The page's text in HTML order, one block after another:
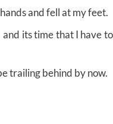
and fell at my feet.
its time that I have
trailing behind by now.